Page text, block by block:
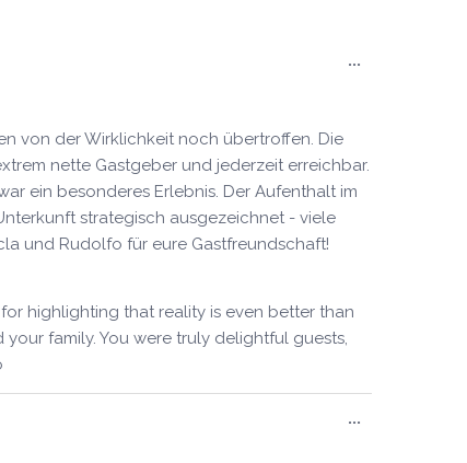
von der Wirklichkeit noch übertroffen. Die
nette Gastgeber und jederzeit erreichbar.
ein besonderes Erlebnis. Der Aufenthalt im
strategisch ausgezeichnet - viele
und Rudolfo für eure Gastfreundschaft!
highlighting that reality is even better than
family. You were truly delightful guests,
...
...